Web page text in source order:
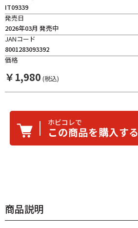
IT09339
発売日
2026年03月 発売中
JANコード
8001283093392
価格
￥1,980 (税込)
ホビコレで
この商品を購入する
商品説明